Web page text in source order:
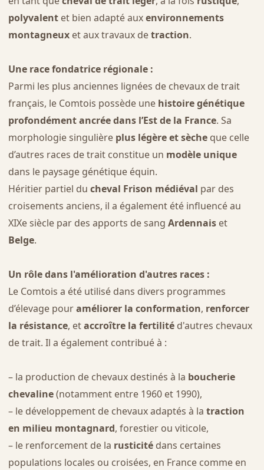
polyvalentet bien adapté auxenvironnements
montagneuxet aux travaux detraction.
Une race fondatrice régionale :
Parmi les plus anciennes lignées de chevaux de trait
français, le Comtois possède une histoire génétique
profondément ancrée dans l’Est de la France. Sa
morphologie singulière plus légère et sècheque celle
d’autres races de trait constitue un modèle unique
dans le paysage génétique équin.
Héritier partiel du cheval Frison médiéval par des
croisements anciens, il a également été influencé au
XIXe siècle par des apports de sang Ardennaiset
Belge.
Un rôle dans l'amélioration d'autres races :
Le Comtois a été utilisé dans divers programmes
d’élevage pouraméliorer la conformation, renforcer
la résistance, etaccroître la fertilitéd'autres chevaux
de trait. Il a également contribué à :
– la production de chevaux destinés à la boucherie
chevaline(notamment entre 1960 et 1990),
– le développement de chevaux adaptés à la traction
en milieu montagnard, forestier ou viticole,
– le renforcement de la rusticitédans certaines
populations locales ou croisées, en France comme en